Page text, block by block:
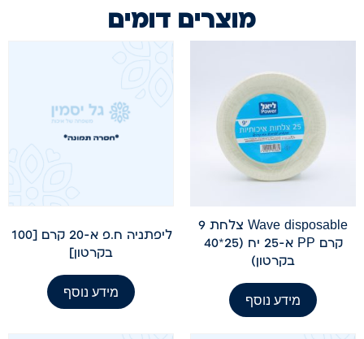
מוצרים דומים
Wave disposable צלחת 9
קרם PP א-25 יח (25*40
בקרטון)
מידע נוסף
ליפתניה ח.פ א-20 קרם [100
בקרטון]
מידע נוסף